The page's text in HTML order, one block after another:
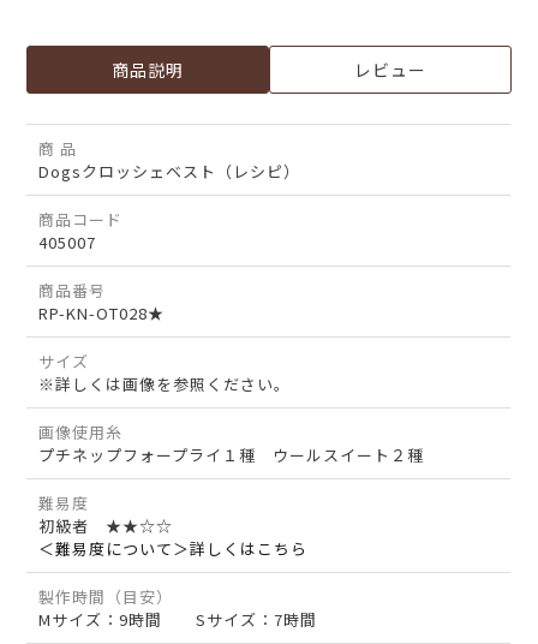
商品説明 レビュー
商 品
Dogsクロッシェベスト（レシピ）
商品コード
405007
商品番号
RP-KN-OT028★
サイズ
※詳しくは画像を参照ください。
画像使用糸
プチネップフォープライ１種 ウールスイート２種
難易度
初級者 ★★☆☆
＜難易度について＞詳しくはこちら
製作時間（目安）
Mサイズ：9時間 Sサイズ：7時間